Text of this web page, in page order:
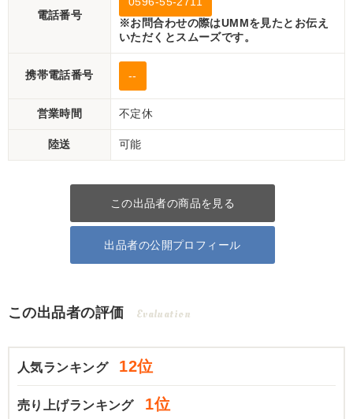
電話番号
※お問合わせの際はUMMを見たとお伝え
いただくとスムーズです。
携帯電話番号 --
営業時間 不定休
陸送 可能
この出品者の商品を見る
出品者の公開プロフィール
この出品者の評価 Evaluation
人気ランキング 12位
売り上げランキング 1位